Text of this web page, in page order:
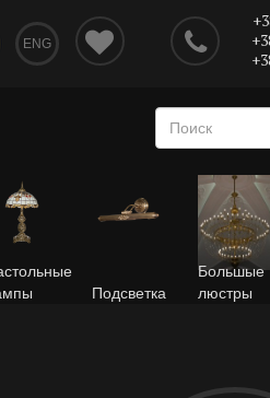
ENG
Подсветка
Большые
люстры